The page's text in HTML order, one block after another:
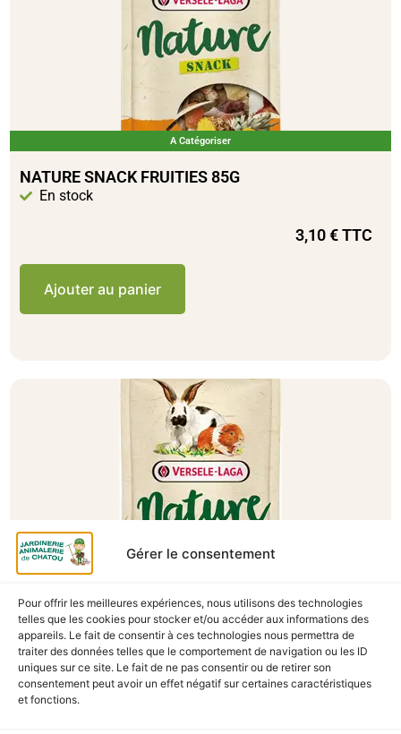
Gérer le consentement
Pour offrir les meilleures expériences, nous utilisons des technologies
telles que les cookies pour stocker et/ou accéder aux informations des
appareils. Le fait de consentir à ces technologies nous permettra de
traiter des données telles que le comportement de navigation ou les ID
uniques sur ce site. Le fait de ne pas consentir ou de retirer son
consentement peut avoir un effet négatif sur certaines caractéristiques
et fonctions.
A Catégoriser
NATURE SNACK FRUITIES 85G
En stock
3,10€TTC
Ajouter au panier
A Catégoriser
NATURE SNACK VEGGIES 85G
En stock